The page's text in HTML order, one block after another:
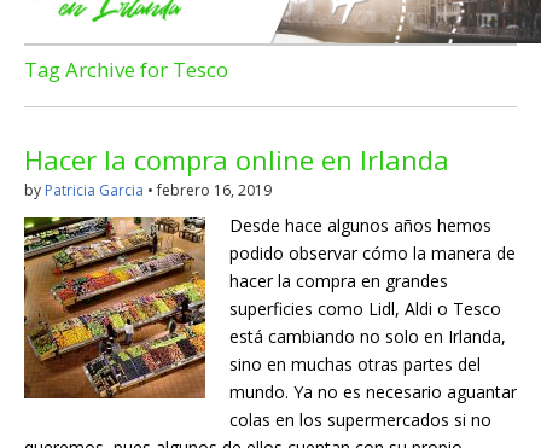
Irlanda – Trabajo
en Irlanda –
Alojamiento en
Irlanda
Blog dedicado a los que viven, estudian y trabajan en
Irlanda!
Tag Archive for Tesco
Hacer la compra online en Irlanda
by Patricia Garcia •febrero 16, 2019
Desde hace algunos años hemos
podido observar cómo la manera de
hacer la compra en grandes
superficies como Lidl, Aldi o Tesco
está cambiando no solo en Irlanda,
sino en muchas otras partes del
mundo. Ya no es necesario aguantar
colas en los supermercados si no